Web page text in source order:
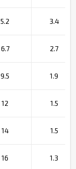
5.2 3.4
6.7 2.7
9.5 1.9
12 1.5
14 1.5
16 1.3